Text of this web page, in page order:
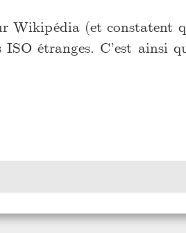
Wikipédia (et
étranges. C’est